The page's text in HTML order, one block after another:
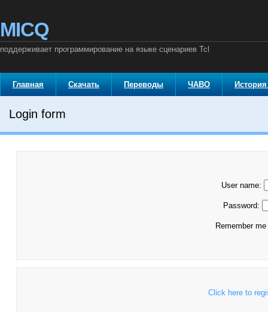
MICQ
поддерживает программирование на языке сценариев Tcl
Главная Скачать Переводы ЧАВО
Login form
User name:
Password:
Remember
Click here to